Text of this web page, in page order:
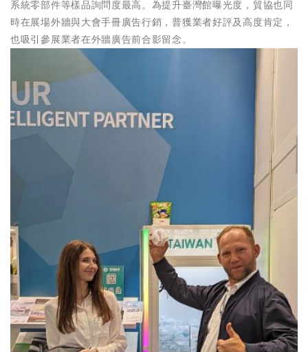
系統零部件等樣品詢問度最高。為提升臺灣館曝光度，貿協也同
時在展場外牆與大會手冊廣告行銷，普獲業者好評及高度肯定，
也吸引參展業者在外牆廣告前合影留念。